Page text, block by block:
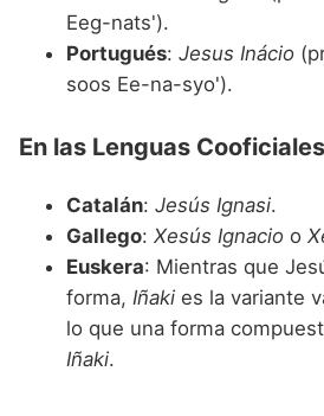
Eeg-nats').
Portugués: Jesus Inácio
soos Ee-na-syo').
En las Lenguas
Catalán: Jesús Ignasi.
Gallego: Xesús Ignacio o
Euskera: Mientras que
forma, Iñaki es la variante
lo que una forma
Iñaki.